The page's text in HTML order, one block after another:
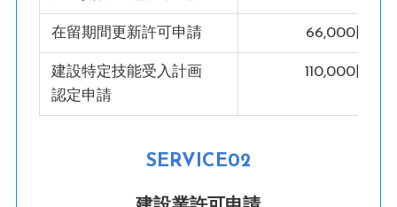
在留期間更新許可申請 66,000円
建設特定技能受入計画
認定申請
110,000円
SERVICE02